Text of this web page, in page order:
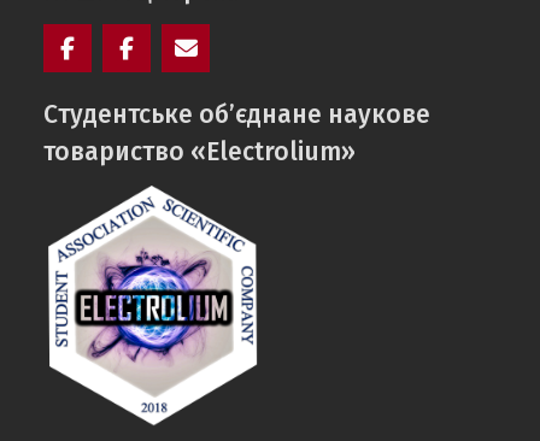
кафедри
mail
Cтудентське об’єднане наукове
товариство «Electrolium»